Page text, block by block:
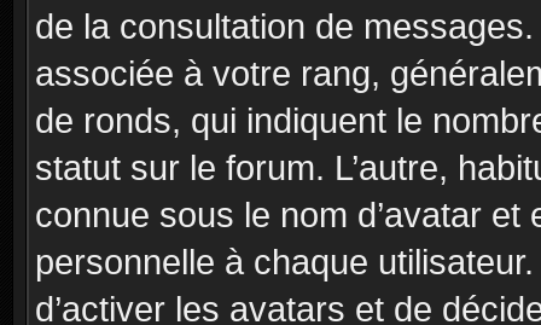
de la consultation de messages.
associée à votre rang,
de ronds, qui indiquent le
statut sur le forum. L’autre,
connue sous le nom d’avatar
personnelle à chaque
d’activer les avatars et de